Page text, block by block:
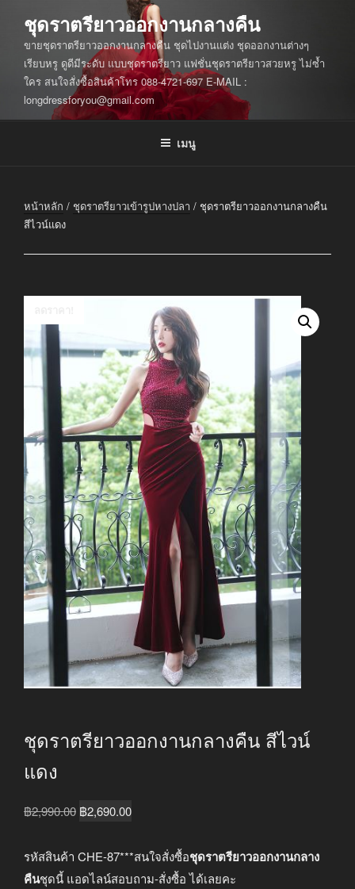
บทความ
ชุดราตรียาวออกงานกลางคืน
ขายชุดราตรียาวออกงานกลางคืน ชุดไปงานแต่ง ชุดออกงานต่างๆ
เรียบหรู ดูดีมีระดับ แบบชุดราตรียาว แฟชั่นชุดราตรียาวสวยหรู ไม่ซ้ำ
ใคร สนใจสั่งซื้อสินค้าโทร 088-4721-697 E-MAIL :
longdressforyou@gmail.com
เมนู
หน้าหลัก / ชุดราตรียาวเข้ารูปหางปลา / ชุดราตรียาวออกงานกลางคืน
สีไวน์แดง
ชุดราตรียาวออกงานกลางคืน สีไวน์
แดง
฿2,990.00 Original
was:
฿2,990.00.
฿2,690.00Current
is:
฿2,690.00.
รหัสสินค้า CHE-87***สนใจสั่งซื้อชุดราตรียาวออกงานกลาง
คืนชุดนี้ แอดไลน์สอบถาม-สั่งซื้อ ได้เลยคะ